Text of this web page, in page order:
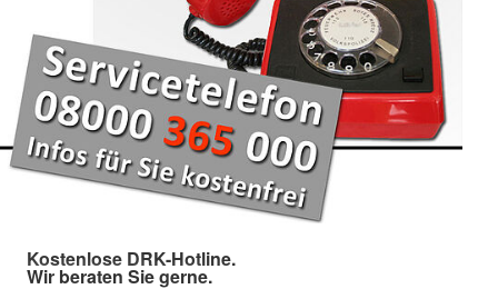
Kostenlose DRK-Hotline.
Wir beraten Sie gerne.